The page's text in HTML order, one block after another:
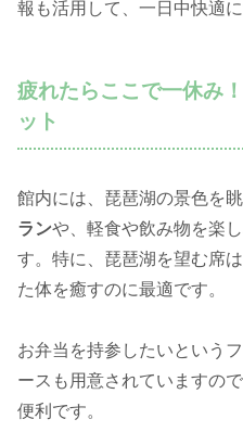
報も活用して、一日中快適
疲れたらここで一休み
ット
館内には、琵琶湖の景色を
ランや、軽食や飲み物を楽
す。特に、琵琶湖を望む席
た体を癒すのに最適です。
お弁当を持参したいという
ースも用意されていますの
便利です。